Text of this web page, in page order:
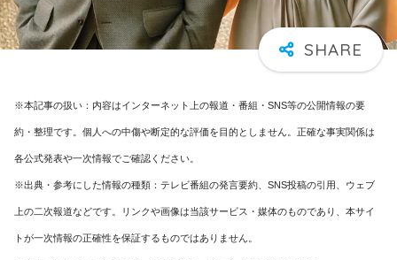
※本記事の扱い：内容はインターネット上の報道・番組・SNS等の公開情報の要
約・整理です。個人への中傷や断定的な評価を目的としません。正確な事実関係は
各公式発表や一次情報でご確認ください。
※出典・参考にした情報の種類：テレビ番組の発言要約、SNS投稿の引用、ウェブ
上の二次報道などです。リンクや画像は当該サービス・媒体のものであり、本サイ
トが一次情報の正確性を保証するものではありません。